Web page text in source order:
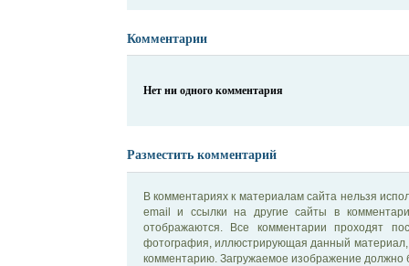
Комментарии
Нет ни одного комментария
Разместить комментарий
В комментариях к материалам сайта нельзя
email и ссылки на другие сайты в
отображаются. Все комментарии проходят
фотография, иллюстрирующая данный материал,
комментарию. Загружаемое изображение должно